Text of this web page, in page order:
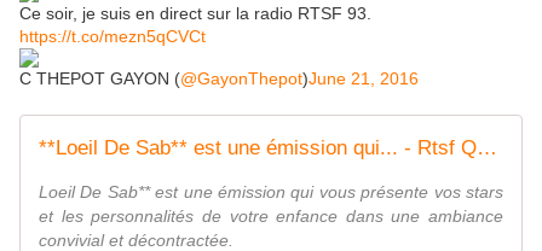
Ce soir, je suis en direct sur la radio RTSF 93.
https://t.co/mezn5qCVCt
C THEPOT GAYON (@GayonThepot)June 21, 2016
**Loeil De Sab** est une émission qui... - Rtsf Quatre Vingt Treize | Facebook
Loeil De Sab** est une émission qui vous présente vos stars
et les personnalités de votre enfance dans une ambiance
convivial et décontractée.